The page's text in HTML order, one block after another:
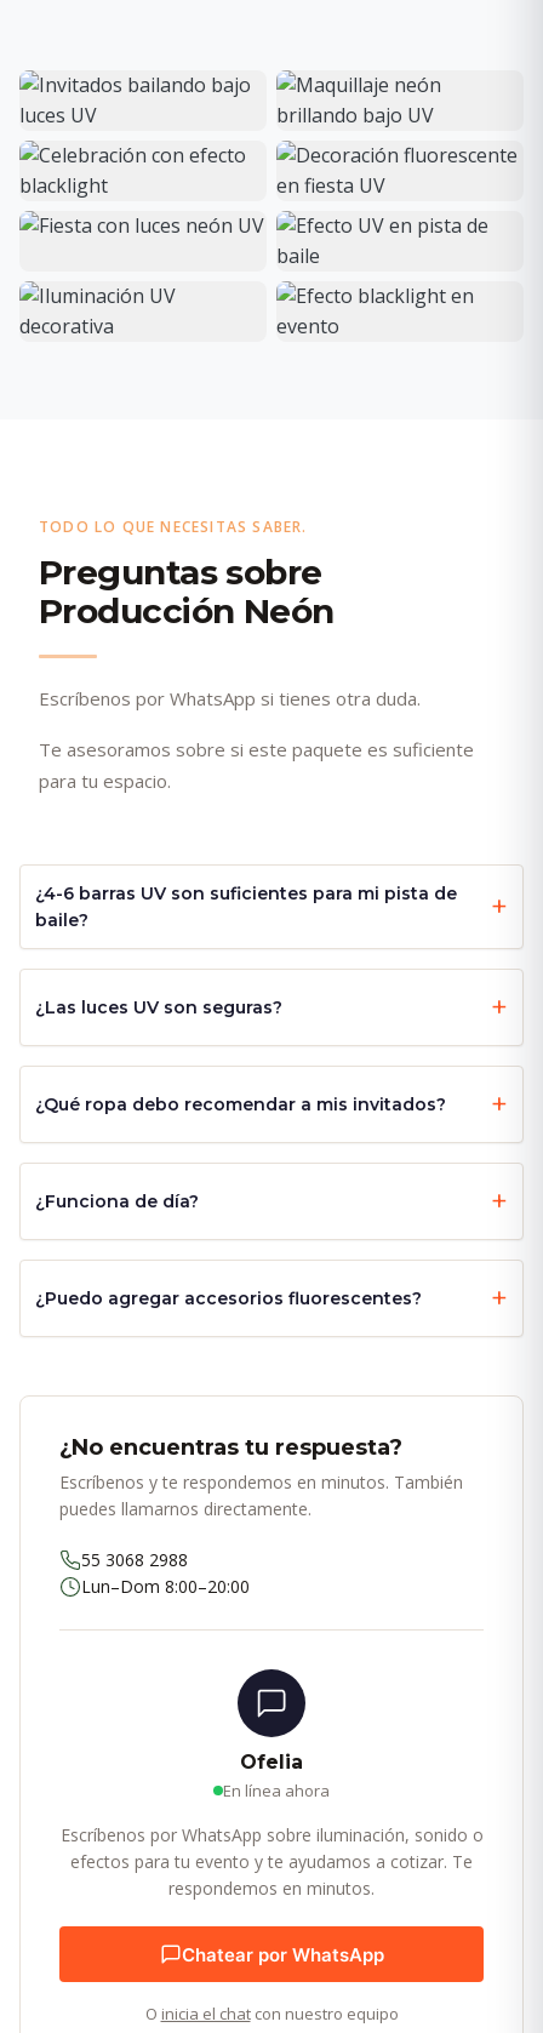
TODO LO QUE NECESITAS SABER.
Preguntas sobre
Producción Neón
Escríbenos por WhatsApp si tienes otra duda.
Te asesoramos sobre si este paquete es suficiente
para tu espacio.
¿4-6 barras UV son suficientes para mi pista de
baile?
¿Las luces UV son seguras?
¿Qué ropa debo recomendar a mis invitados?
¿Funciona de día?
¿Puedo agregar accesorios fluorescentes?
¿No encuentras tu respuesta?
Escríbenos y te respondemos en minutos. También
puedes llamarnos directamente.
55 3068 2988
Lun–Dom 8:00–20:00
Ofelia
En línea ahora
Escríbenos por WhatsApp sobre iluminación, sonido o
efectos para tu evento y te ayudamos a cotizar. Te
respondemos en minutos.
Chatear por WhatsApp
O inicia el chatcon nuestro equipo